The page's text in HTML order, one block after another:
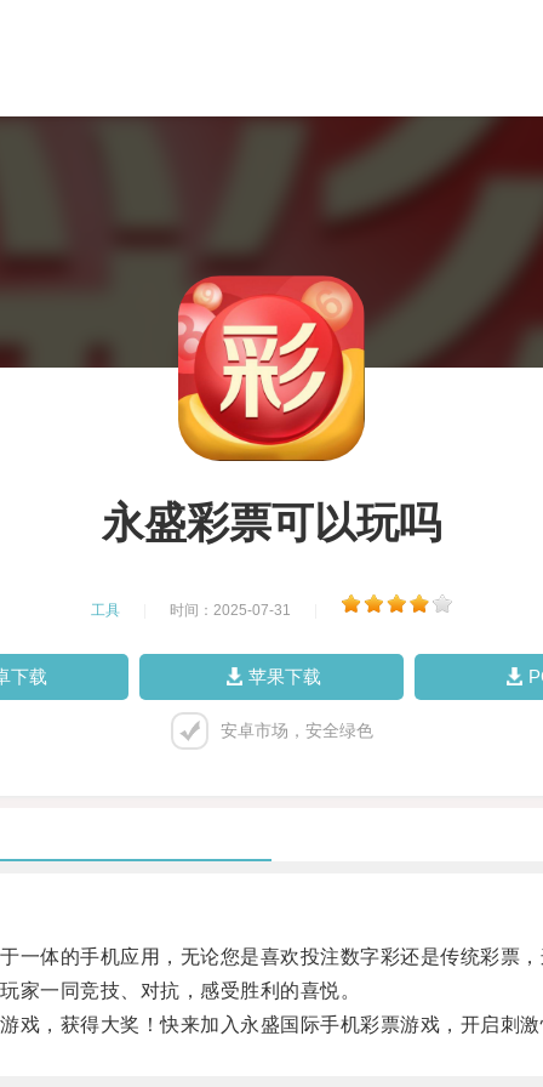
永盛彩票可以玩吗
工具 时间：2025-07-31
下载 苹果下载
安卓市场，安全绿色
体的手机应用，无论您是喜欢投注数字彩还是传统彩票，
一同竞技、对抗，感受胜利的喜悦。
，获得大奖！快来加入永盛国际手机彩票游戏，开启刺激